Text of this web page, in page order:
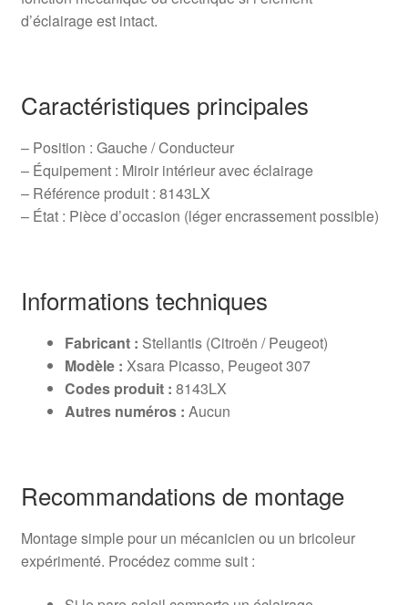
d’éclairage est intact.
Caractéristiques principales
– Position : Gauche / Conducteur
– Équipement : Miroir intérieur avec éclairage
– Référence produit : 8143LX
– État : Pièce d’occasion (léger encrassement possible)
Informations techniques
Fabricant : Stellantis (Citroën / Peugeot)
Modèle : Xsara Picasso, Peugeot 307
Codes produit : 8143LX
Autres numéros : Aucun
Recommandations de montage
Montage simple pour un mécanicien ou un bricoleur
expérimenté. Procédez comme suit :